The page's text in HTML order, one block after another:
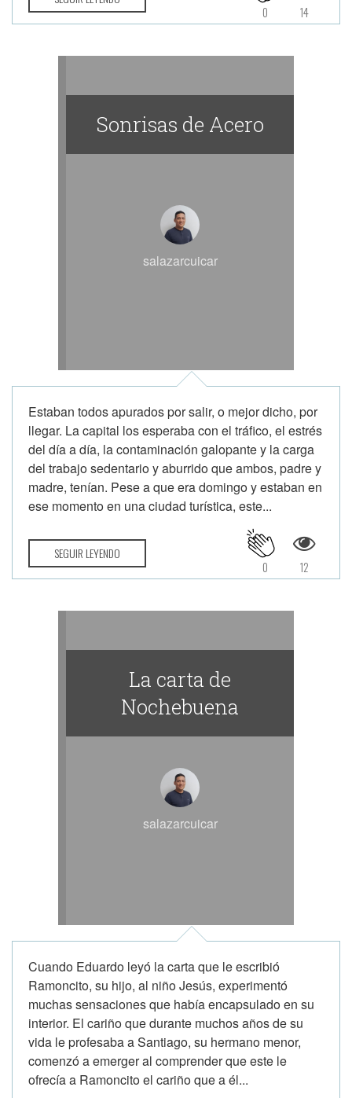
14
0
Sonrisas de Acero
salazarcuicar
Estaban todos apurados por salir, o mejor dicho, por
llegar. La capital los esperaba con el tráfico, el estrés
del día a día, la contaminación galopante y la carga
del trabajo sedentario y aburrido que ambos, padre y
madre, tenían. Pese a que era domingo y estaban en
ese momento en una ciudad turística, este...
SEGUIR LEYENDO
12
0
La carta de
Nochebuena
salazarcuicar
Cuando Eduardo leyó la carta que le escribió
Ramoncito, su hijo, al niño Jesús, experimentó
muchas sensaciones que había encapsulado en su
interior. El cariño que durante muchos años de su
vida le profesaba a Santiago, su hermano menor,
comenzó a emerger al comprender que este le
ofrecía a Ramoncito el cariño que a él...